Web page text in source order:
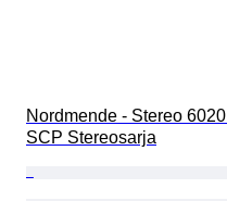
Nordmende - Stereo 6020
SCP Stereosarja